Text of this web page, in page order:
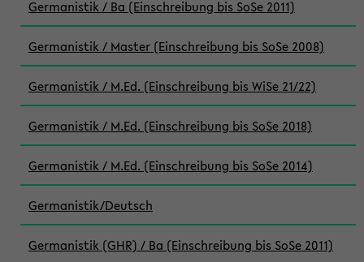
Germanistik / Ba (Einschreibung bis SoSe 2011)
Germanistik / Master (Einschreibung bis SoSe 2008)
Germanistik / M.Ed. (Einschreibung bis WiSe 21/22)
Germanistik / M.Ed. (Einschreibung bis SoSe 2018)
Germanistik / M.Ed. (Einschreibung bis SoSe 2014)
Germanistik/Deutsch
Germanistik (GHR) / Ba (Einschreibung bis SoSe 2011)